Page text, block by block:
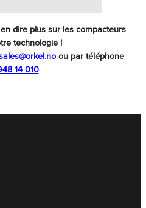
dire plus sur les compacteurs
technologie !
ou par téléphone
14 010